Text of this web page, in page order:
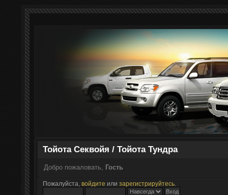
Тойота Секвойя / Тойота Тундра
Добро пожаловать, Гость
Пожалуйста,войдите илизарегистрируйтесь